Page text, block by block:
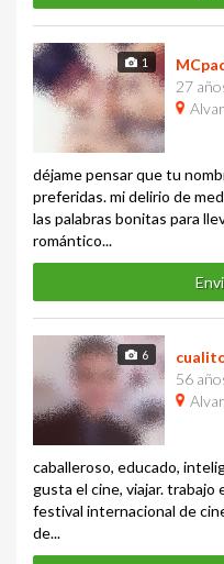
1
27
déjame pensar que tu
preferidas. mi delirio de
las palabras bonitas para
romántico...
6
56
caballeroso, educado,
gusta el cine, viajar. trabajo
festival internacional de
de...